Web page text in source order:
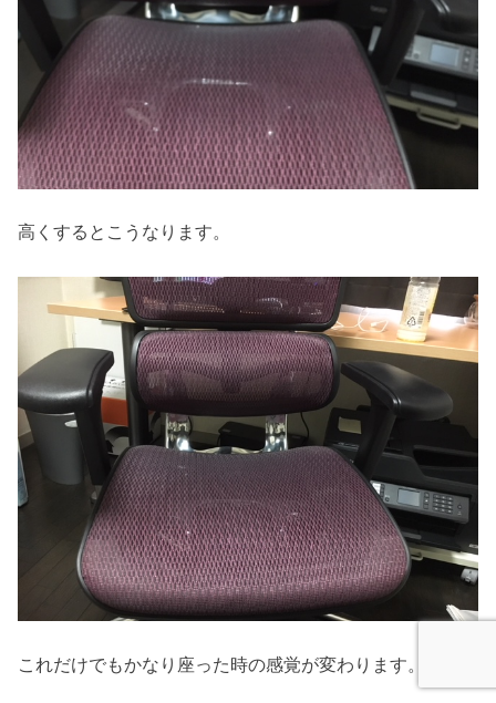
高くするとこうなります。
これだけでもかなり座った時の感覚が変わります。